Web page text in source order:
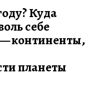
Куда
себе
континенты,
планеты